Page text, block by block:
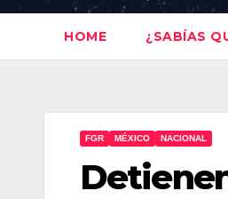
HOME ¿SABÍAS
FGR MÉXICO NACIONAL